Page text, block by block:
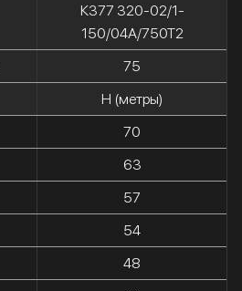
К377 320-02/1-
150/04А/750Т2
75
H (метры)
70
63
57
54
48